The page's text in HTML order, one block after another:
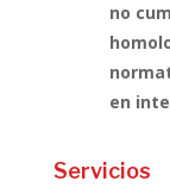
no
en
Servicios